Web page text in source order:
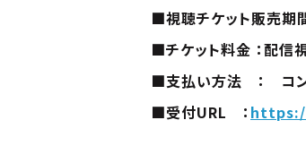
■視聴チケット販売期
■チケット料金 ：配信
■支払い方法 ： コンビ
■受付URL ：